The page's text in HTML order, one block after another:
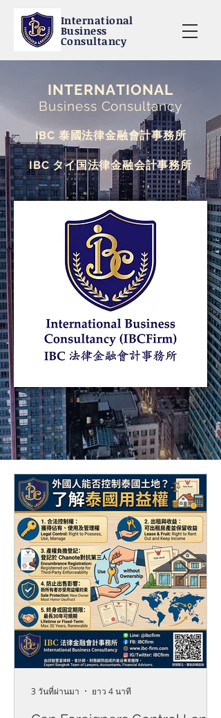
International
Business
Consultancy
INTERNATIONAL
Business Consultancy
IBC 泰國法律金融會計事務所
IBC タイ国法律金融会計事務所
3 วันที่ผ่านมา ยาว 4 นาที